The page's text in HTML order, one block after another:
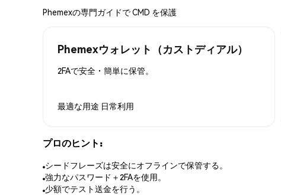
Phemexの専門ガイドで CMD を保護
Phemexウォレット（カストディアル）
2FAで安全・簡単に保管。
最適な用途 日常利用
プロのヒント:
シードフレーズは安全にオフラインで保管する。
強力なパスワード＋2FAを使用。
少額でテスト送金を行う。